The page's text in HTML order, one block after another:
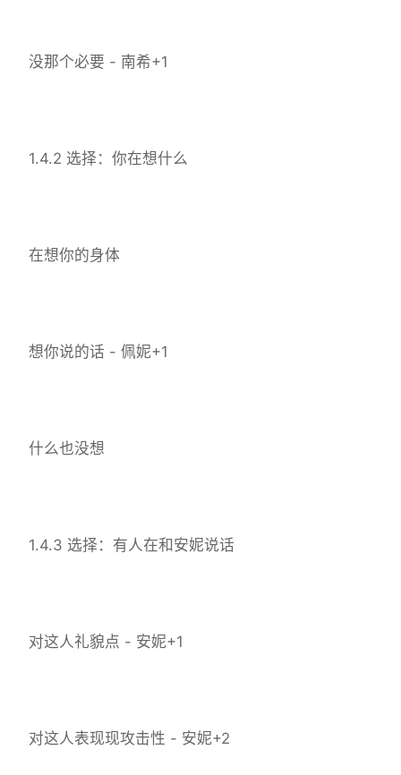
没那个必要 - 南希+1
1.4.2 选择：你在想什么
在想你的身体
想你说的话 - 佩妮+1
什么也没想
1.4.3 选择：有人在和安妮说话
对这人礼貌点 - 安妮+1
对这人表现现攻击性 - 安妮+2